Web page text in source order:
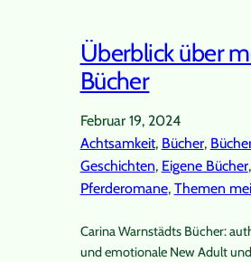
Überblick über
Bücher
Februar 19, 2024
Achtsamkeit, Bücher,
Geschichten, Eigene Bücher,
Pferderomane, Themen
Carina Warnstädts Bücher:
und emotionale New Adult